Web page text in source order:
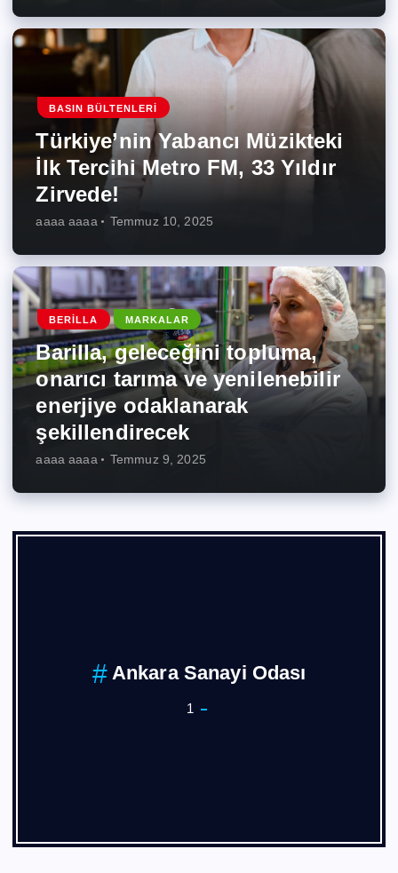
BASIN BÜLTENLERI
Türkiye’nin Yabancı Müzikteki
İlk Tercihi Metro FM, 33 Yıldır
Zirvede!
aaaa aaaa Temmuz 10, 2025
BERILLA MARKALAR
Barilla, geleceğini topluma,
onarıcı tarıma ve yenilenebilir
enerjiye odaklanarak
şekillendirecek
aaaa aaaa Temmuz 9, 2025
Ankara Sanayi Odası
1